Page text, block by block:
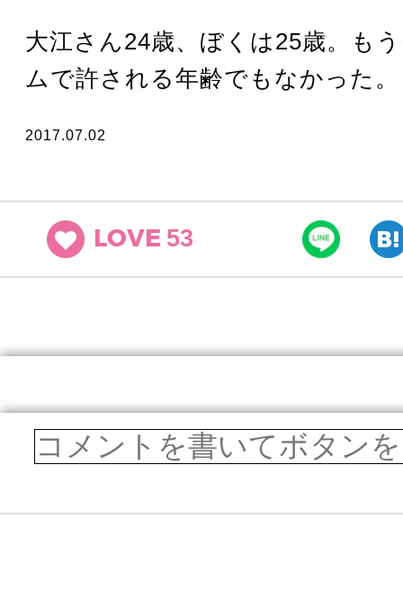
大江さん24歳、ぼくは25歳。も
ムで許される年齢でもなかった。
2017.07.02
LOVE 53